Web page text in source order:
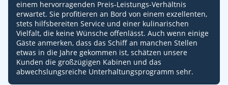
einem hervorragenden Preis-Leistungs-Verhältnis
erwartet. Sie profitieren an Bord von einem exzellenten,
stets hilfsbereiten Service und einer kulinarischen
Vielfalt, die keine Wünsche offenlässt. Auch wenn einige
Gäste anmerken, dass das Schiff an manchen Stellen
etwas in die Jahre gekommen ist, schätzen unsere
Kunden die großzügigen Kabinen und das
abwechslungsreiche Unterhaltungsprogramm sehr.